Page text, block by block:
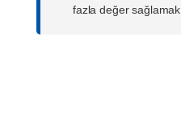
fazla değer sağlamak.